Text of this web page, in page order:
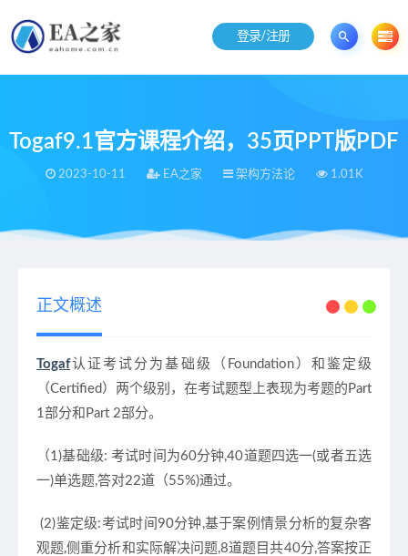
登录/注册
Togaf9.1官方课程介绍，35页PPT版PDF
2023-10-11 EA之家 架构方法论 1.01K
正文概述
Togaf认证考试分为基础级（Foundation）和鉴定级
（Certified）两个级别，在考试题型上表现为考题的Part
1部分和Part 2部分。
（1)基础级: 考试时间为60分钟,40道题四选一(或者五选
一)单选题,答对22道（55%)通过。
(2)鉴定级:考试时间90分钟,基于案例情景分析的复杂客
观题,侧重分析和实际解决问题,8道题目共40分,答案按正